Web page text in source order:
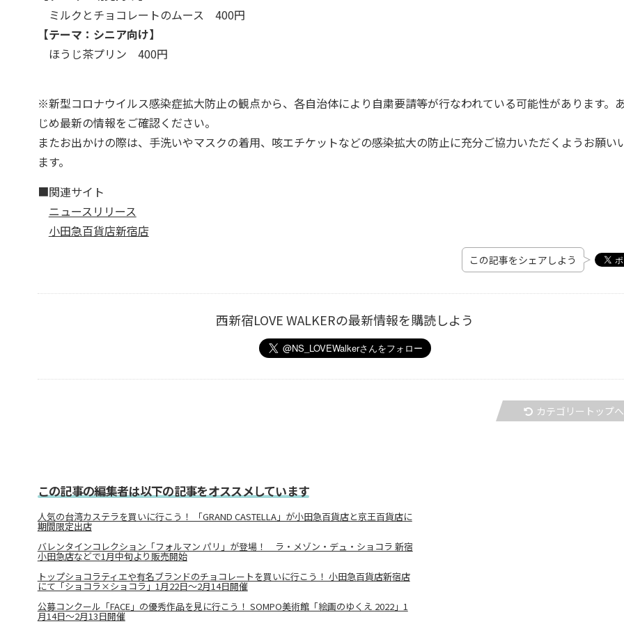
ミルクとチョコレートのムース 400円
【テーマ：シニア向け】
ほうじ茶プリン 400円
※新型コロナウイルス感染症拡大防止の観点から、各自治体により自粛要請等が行なわれている可能性があります。
じめ最新の情報をご確認ください。
またお出かけの際は、手洗いやマスクの着用、咳エチケットなどの感染拡大の防止に充分ご協力いただくようお願い
ます。
■関連サイト
ニュースリリース
小田急百貨店新宿店
この記事をシェアしよう
西新宿LOVE WALKERの最新情報を購読しよう
カテゴリートップへ
この記事の編集者は以下の記事をオススメしています
人気の台湾カステラを買いに行こう！ 「GRAND CASTELLA」が小田急百貨店と京王百貨店に
期間限定出店
バレンタインコレクション「フォルマン パリ」が登場！ ラ・メゾン・デュ・ショコラ 新宿
小田急店などで1月中旬より販売開始
トップショコラティエや有名ブランドのチョコレートを買いに行こう！ 小田急百貨店新宿店
にて「ショコラ×ショコラ」1月22日～2月14日開催
公募コンクール「FACE」の優秀作品を見に行こう！ SOMPO美術館「絵画のゆくえ 2022」1
月14日～2月13日開催